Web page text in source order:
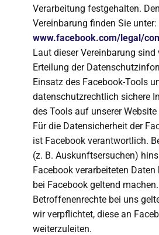
Verarbeitung festgehalten.
Vereinbarung finden Sie unter:
www.facebook.com/legal/
Laut dieser Vereinbarung sind
Erteilung der
Einsatz des Facebook-Tools
datenschutzrechtlich sichere
des Tools auf unserer
Für die Datensicherheit der
ist Facebook verantwortlich.
(z. B. Auskunftsersuchen)
Facebook verarbeiteten
bei Facebook geltend
Betroffenenrechte bei uns
wir verpflichtet, diese an
weiterzuleiten.